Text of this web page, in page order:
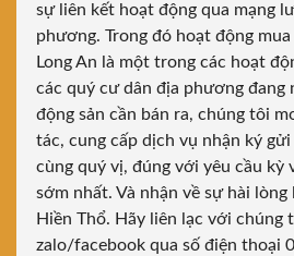
sự liên kết hoạt động qua mạng
phương. Trong đó hoạt động
Long An là một trong các hoạt
các quý cư dân địa phương đang
động sản cần bán ra, chúng tôi
tác, cung cấp dịch vụ nhận ký
cùng quý vị, đúng với yêu cầu kỳ
sớm nhất. Và nhận về sự hài
Hiền Thổ. Hãy liên lạc với chúng
zalo/facebook qua số điện thoại